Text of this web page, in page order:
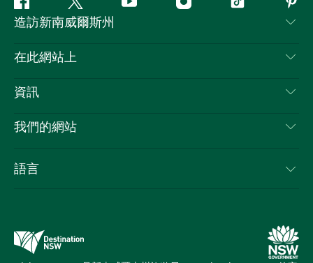
Facebook嘰
嘰
喳
Youtube Instagram抖
造訪新南威爾斯州
聯絡我們
隱私
Cookie 通知
在此網站上
目的地
新南威爾士州公路旅行
活動
資訊
旅行資訊
新南威爾士州的商業
我們的網站
新南威爾士州旅遊局（Destination NSW）媒體中心
繽紛雪梨燈光音樂節
語言